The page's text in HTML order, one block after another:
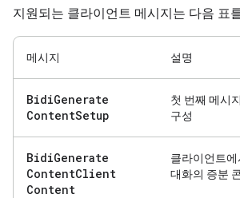
지원되는 클라이언트 메시지는 다음 표
메시지 설명
BidiGenerate
ContentSetup
첫 번째 메시
구성
BidiGenerate
ContentClient
Content
클라이언트
대화의 증분